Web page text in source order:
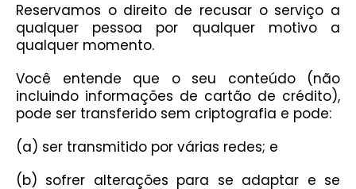
Reservamos o direito de recusar o serviço a
qualquer pessoa por qualquer motivo a
qualquer momento.
Você entende que o seu conteúdo (não
incluindo informações de cartão de crédito),
pode ser transferido sem criptografia e pode:
(a) ser transmitido por várias redes; e
(b) sofrer alterações para se adaptar e se